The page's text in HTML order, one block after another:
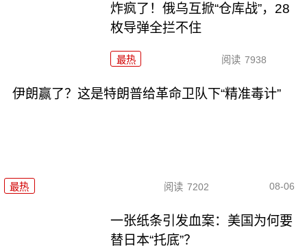
炸疯了！俄乌互掀“仓库战”，28
枚导弹全拦不住
最热 阅读 7938
伊朗赢了？这是特朗普给革命卫队下“精准毒计”
最热 阅读 7202 08-06
一张纸条引发血案：美国为何要
替日本“托底”？